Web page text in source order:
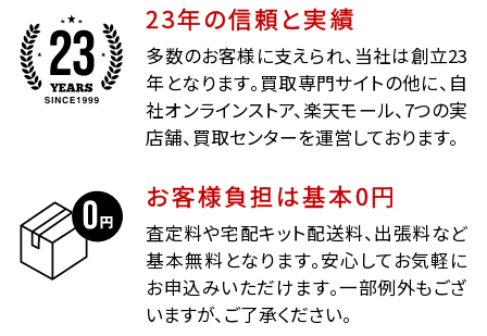
23年の信頼と実績
多数のお客様に支えられ、当社は創立23
年となります。買取専門サイトの他に、自
社オンラインストア、楽天モール、7つの実
店舗、買取センターを運営しております。
お客様負担は基本0円
査定料や宅配キット配送料、出張料など
基本無料となります。安心してお気軽に
お申込みいただけます。一部例外もござ
いますが、ご了承ください。